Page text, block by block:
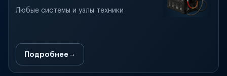
Любые системы и узлы техники
Подробнее